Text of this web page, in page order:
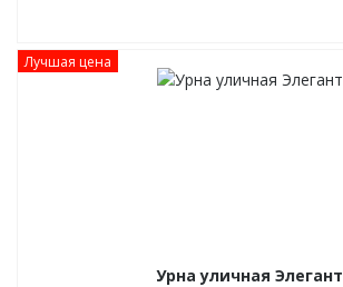
Лучшая цена
Урна уличная Элегант